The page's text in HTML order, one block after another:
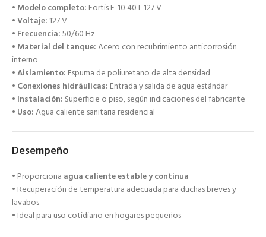
• Modelo completo: Fortis E-10 40 L 127 V
•Voltaje: 127 V
• Frecuencia:50/60 Hz
• Material del tanque:Acero con recubrimiento anticorrosión
interno
•Aislamiento: Espuma de poliuretano de alta densidad
• Conexiones hidráulicas: Entrada y salida de agua estándar
• Instalación: Superficie o piso, según indicaciones del fabricante
• Uso:Agua caliente sanitaria residencial
Desempeño
• Proporciona agua caliente estable y continua
• Recuperación de temperatura adecuada para duchas breves y
lavabos
• Ideal para uso cotidiano en hogares pequeños